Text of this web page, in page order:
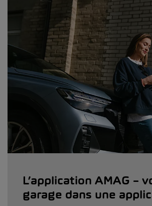
L’application AMAG –
garage dans une